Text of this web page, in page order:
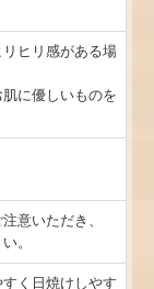
ヒリ感がある場
に優しいものを
意いただき、
。
く日焼けしやす